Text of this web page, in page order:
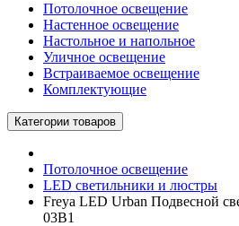
Потолочное освещение
Настенное освещение
Настольное и напольное
Уличное освещение
Встраиваемое освещение
Комплектующие
Категории товаров
Потолочное освещение
LED светильники и люстры
Freya LED Urban Подвесной
03B1